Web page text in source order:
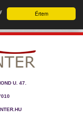
Értem
U. 47.